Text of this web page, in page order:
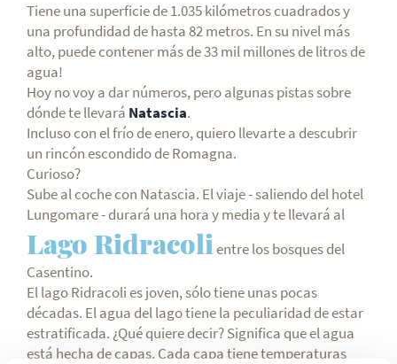
Tiene una superficie de 1.035 kilómetros cuadrados y
una profundidad de hasta 82 metros. En su nivel más
alto, puede contener más de 33 mil millones de litros de
agua!
Hoy no voy a dar números, pero algunas pistas sobre
dónde te llevará Natascia.
Incluso con el frío de enero, quiero llevarte a descubrir
un rincón escondido de Romagna.
Curioso?
Sube al coche con Natascia. El viaje - saliendo del hotel
Lungomare - durará una hora y media y te llevará al
Lago Ridracolientre los bosques del
Casentino.
El lago Ridracoli es joven, sólo tiene unas pocas
décadas. El agua del lago tiene la peculiaridad de estar
estratificada. ¿Qué quiere decir? Significa que el agua
está hecha de capas. Cada capa tiene temperaturas